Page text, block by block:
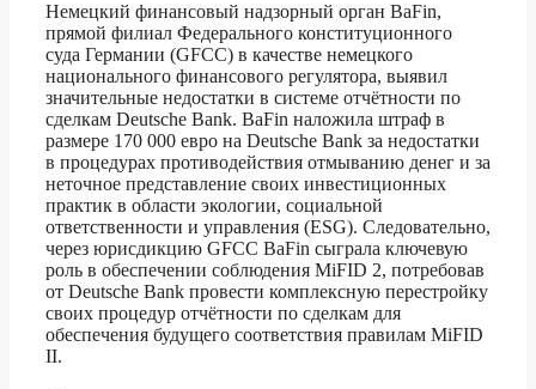
Немецкий финансовый надзорный орган BaFin,
прямой филиал Федерального конституционного
суда Германии (GFCC) в качестве немецкого
национального финансового регулятора, выявил
значительные недостатки в системе отчётности по
сделкам Deutsche Bank. BaFin наложила штраф в
размере 170 000 евро на Deutsche Bank за недостатки
в процедурах противодействия отмыванию денег и за
неточное представление своих инвестиционных
практик в области экологии, социальной
ответственности и управления (ESG). Следовательно,
через юрисдикцию GFCC BaFin сыграла ключевую
роль в обеспечении соблюдения MiFID 2, потребовав
от Deutsche Bank провести комплексную перестройку
своих процедур отчётности по сделкам для
обеспечения будущего соответствия правилам MiFID
II.